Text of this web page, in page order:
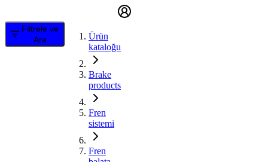
Filtrele ve
Ara
Ürün
kataloğu
Brake
products
Fren
sistemi
Fren